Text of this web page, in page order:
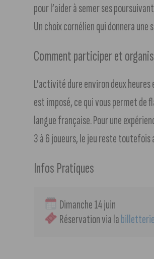
pour l’aider à semer ses
Un choix cornélien qui donnera
Comment participer et
L’activité dure environ deux
est imposé, ce qui vous permet de
langue française. Pour une
3 à 6 joueurs, le jeu reste toutefois
Infos Pratiques
Dimanche 14 juin
Réservation via la